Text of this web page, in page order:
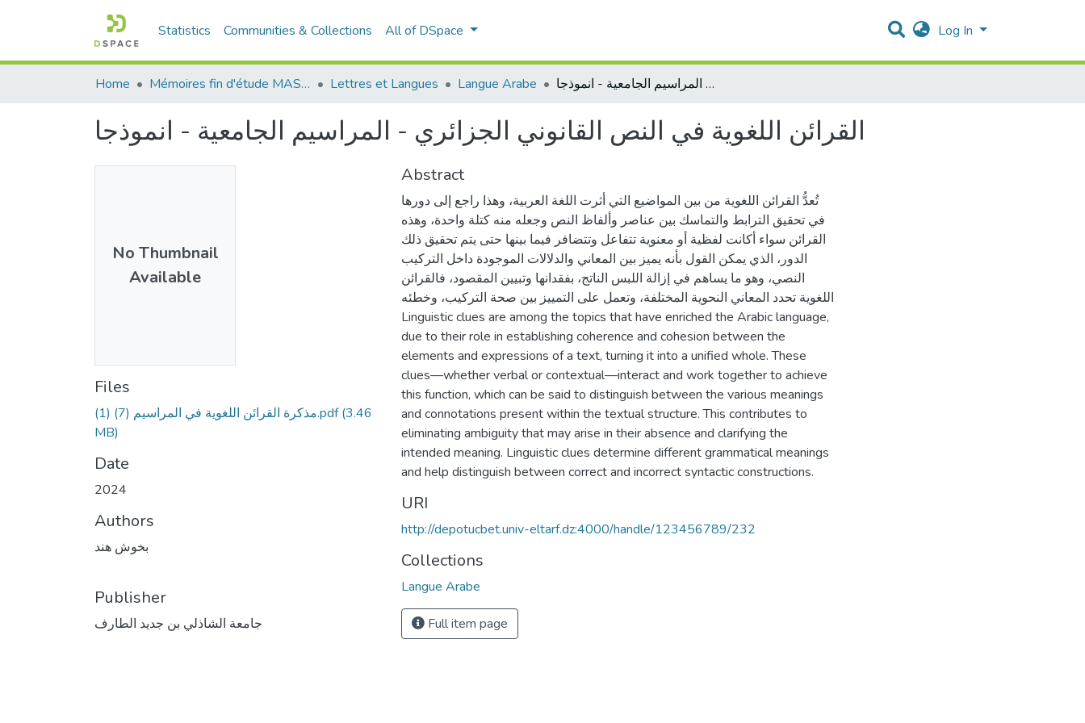
Statistics Communities & Collections All of DSpace Log In
Home Mémoires fin d'étude MASTER et Système classique Lettres et Langues Langue Arabe القرائن اللغوية في النص القانوني الجزائري - المراسيم الجامعية - انموذجا
القرائن اللغوية في النص القانوني الجزائري - المراسيم الجامعية - انموذجا
No Thumbnail
Available
Files
مذكرة القرائن اللغوية في المراسيم (7) (1).pdf (3.46
MB)
Date
2024
Authors
بخوش هند
Publisher
جامعة الشاذلي بن جديد الطارف
Abstract
تُعدُّ القرائن اللغوية من بين المواضيع التي أثرت اللغة العربية، وهذا راجع إلى دورها
في تحقيق الترابط والتماسك بين عناصر وألفاظ النص وجعله منه كتلة واحدة، وهذه
القرائن سواء أكانت لفظية أو معنوية تتفاعل وتتضافر فيما بينها حتى يتم تحقيق ذلك
الدور، الذي يمكن القول بأنه يميز بين المعاني والدلالات الموجودة داخل التركيب
النصي، وهو ما يساهم في إزالة اللبس الناتج، بفقدانها وتبيين المقصود، فالقرائن
اللغوية تحدد المعاني النحوية المختلفة، وتعمل على التمييز بين صحة التركيب، وخطئه
Linguistic clues are among the topics that have enriched the Arabic language,
due to their role in establishing coherence and cohesion between the
elements and expressions of a text, turning it into a unified whole. These
clues—whether verbal or contextual—interact and work together to achieve
this function, which can be said to distinguish between the various meanings
and connotations present within the textual structure. This contributes to
eliminating ambiguity that may arise in their absence and clarifying the
intended meaning. Linguistic clues determine different grammatical meanings
and help distinguish between correct and incorrect syntactic constructions.
URI
http://depotucbet.univ-eltarf.dz:4000/handle/123456789/232
Collections
Langue Arabe
Full item page